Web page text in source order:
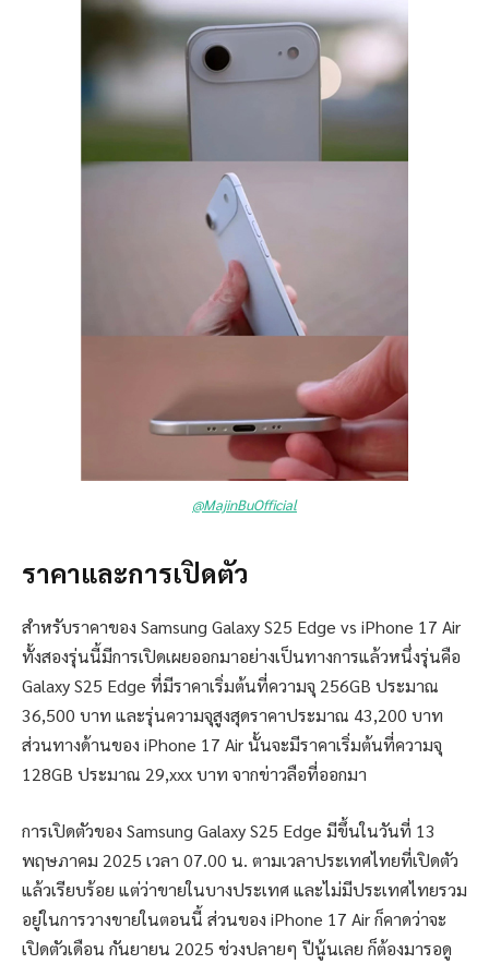
@MajinBuOfficial
ราคาและการเปิดตัว
สำหรับราคาของ Samsung Galaxy S25 Edge vs iPhone 17 Air
ทั้งสองรุ่นนี้มีการเปิดเผยออกมาอย่างเป็นทางการแล้วหนึ่งรุ่นคือ
Galaxy S25 Edge ที่มีราคาเริ่มต้นที่ความจุ 256GB ประมาณ
36,500 บาท และรุ่นความจุสูงสุดราคาประมาณ 43,200 บาท
ส่วนทางด้านของ iPhone 17 Air นั้นจะมีราคาเริ่มต้นที่ความจุ
128GB ประมาณ 29,xxx บาท จากข่าวลือที่ออกมา
การเปิดตัวของ Samsung Galaxy S25 Edge มีขึ้นในวันที่ 13
พฤษภาคม 2025 เวลา 07.00 น. ตามเวลาประเทศไทยที่เปิดตัว
แล้วเรียบร้อย แต่ว่าขายในบางประเทศ และไม่มีประเทศไทยรวม
อยู่ในการวางขายในตอนนี้ ส่วนของ iPhone 17 Air ก็คาดว่าจะ
เปิดตัวเดือน กันยายน 2025 ช่วงปลายๆ ปีนู้นเลย ก็ต้องมารอดู